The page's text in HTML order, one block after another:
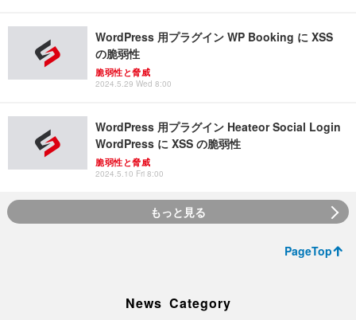
WordPress 用プラグイン WP Booking に XSS
の脆弱性
脆弱性と脅威
2024.5.29 Wed 8:00
WordPress 用プラグイン Heateor Social Login
WordPress に XSS の脆弱性
脆弱性と脅威
2024.5.10 Fri 8:00
もっと見る
PageTop
News Category